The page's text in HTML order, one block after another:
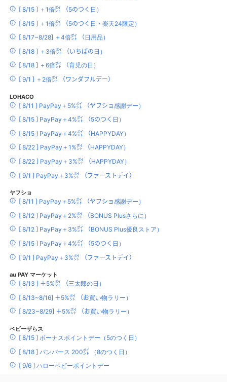
[ 8/15 ] ＋1倍㌽ （5のつく日）
[ 8/15 ] ＋1倍㌽ （5のつく日・楽天24限定）
[ 8/17~8/28] ＋4倍㌽ （日用品）
[ 8/18 ] ＋3倍㌽ （いちばの日）
[ 8/18 ] ＋6倍㌽ （育児の日）
[ 9/1 ] ＋2倍㌽ （ワンダフルデー）
LOHACO
[ 8/11 ] PayPay＋5%㌽ （ヤフショ感謝デー）
[ 8/15 ] PayPay＋4%㌽ （5のつく日）
[ 8/15 ] PayPay＋4%㌽ （HAPPYDAY）
[ 8/22 ] PayPay＋1%㌽ （HAPPYDAY）
[ 8/22 ] PayPay＋3%㌽ （HAPPYDAY）
[ 9/1 ] PayPay＋3%㌽ （ファーストデイ）
ヤフショ
[ 8/11 ] PayPay＋5%㌽ （ヤフショ感謝デー）
[ 8/12 ] PayPay＋2%㌽ （BONUS Plusさらに）
[ 8/12 ] PayPay＋3%㌽ （BONUS Plus優良ストア）
[ 8/15 ] PayPay＋4%㌽ （5のつく日）
[ 9/1 ] PayPay＋3%㌽ （ファーストデイ）
au PAY マーケット
[ 8/13 ] ＋5%㌽ （三太郎の日）
[ 8/13~8/16] ＋5%㌽ （お買い物ラリー）
[ 8/23~8/29] ＋5%㌽ （お買い物ラリー）
ベビーザらス
[ 8/15 ] ボーナスポイントデー（5のつく日）
[ 8/18 ] パンパース 200㌽ （8のつく日）
[ 9/6 ] ハローベビーポイントデー